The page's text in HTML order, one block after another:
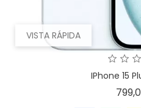
VISTA RÁPIDA
IPhone 15